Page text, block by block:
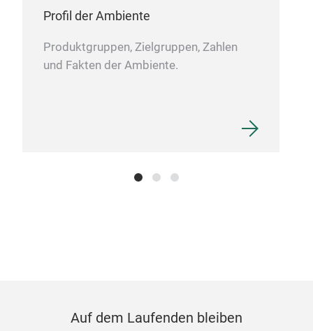
Profil der Ambiente
Produktgruppen, Zielgruppen, Zahlen
und Fakten der Ambiente.
Auf dem Laufenden bleiben